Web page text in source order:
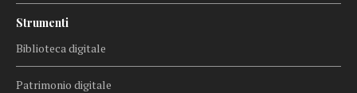
Strumenti
Biblioteca digitale
Patrimonio digitale